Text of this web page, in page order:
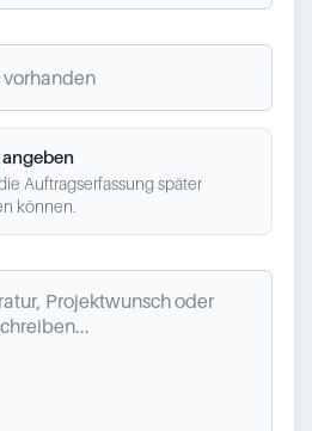
Auftragserfassung später
können.